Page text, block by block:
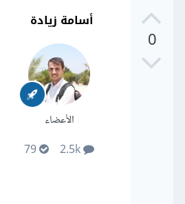
0
أسامة زيادة
الأعضاء